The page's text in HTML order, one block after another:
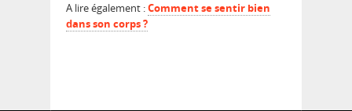
A lire également :Comment se sentir bien
dans son corps ?